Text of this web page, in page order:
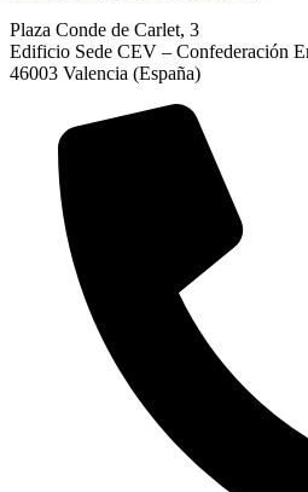
Plaza Conde de Carlet, 3
Edificio Sede CEV – Confederación
46003 Valencia (España)